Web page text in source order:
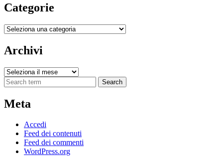
Categorie
Categorie
Archivi
Archivi
Search
Meta
Accedi
Feed dei contenuti
Feed dei commenti
WordPress.org